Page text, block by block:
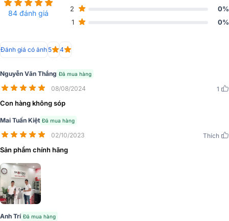
Công suất loa Bose S1 Pro rất mạnh mẽ lên tới 150W hoàn toàn phù
hợp cho các không gian mở và rộng, cũng như phục vụ tốt cho các
84 đánh giá
2
0%
1
0%
Đánh giá có ảnh 5 4
Nguyễn Văn Thắng Đã mua hàng
08/08/2024 1
Con hàng không sóp
Mai Tuấn Kiệt Đã mua hàng
02/10/2023 Thích
Sản phẩm chính hãng
Anh Trí Đã mua hàng